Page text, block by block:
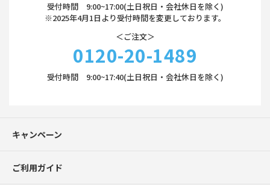
受付時間 9:00~17:00(土日祝日・会社休日を除く)
※2025年4月1日より受付時間を変更しております。
＜ご注文＞
0120-20-1489
受付時間 9:00~17:40(土日祝日・会社休日を除く)
キャンペーン
ご利用ガイド